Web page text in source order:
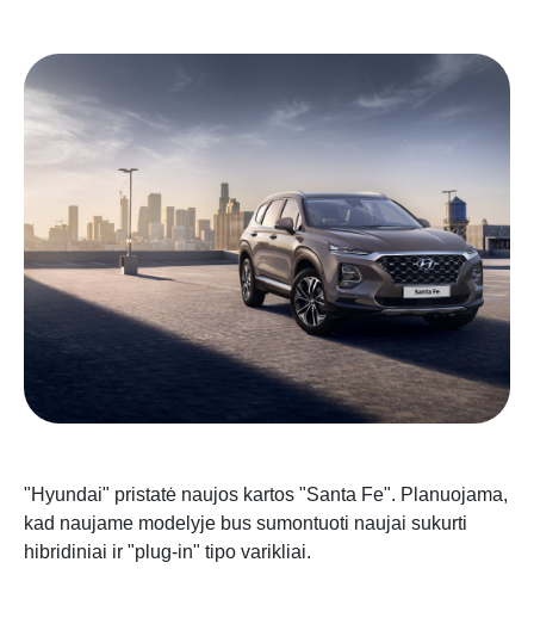
"Hyundai" pristatė naujos kartos "Santa Fe". Planuojama,
kad naujame modelyje bus sumontuoti naujai sukurti
hibridiniai ir "plug-in" tipo varikliai.